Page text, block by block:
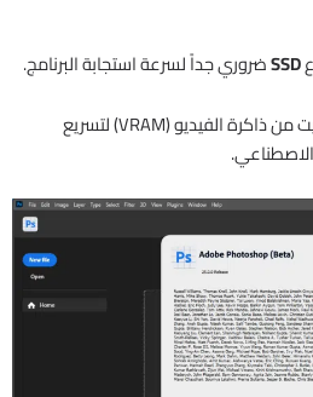
SSDضروري جداً لسرعة استجابة البرنامج.
4 جيجابايت من ذاكرة الفيديو (VRAM) لتسريع